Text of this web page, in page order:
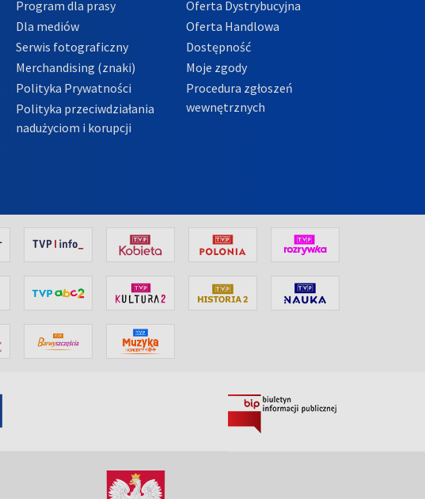
Program dla prasy
Dla mediów
Serwis fotograficzny
Merchandising (znaki)
Polityka Prywatności
Polityka przeciwdziałania
nadużyciom i korupcji
Oferta Dystrybucyjna
Oferta Handlowa
Dostępność
Moje zgody
Procedura zgłoszeń
wewnętrznych